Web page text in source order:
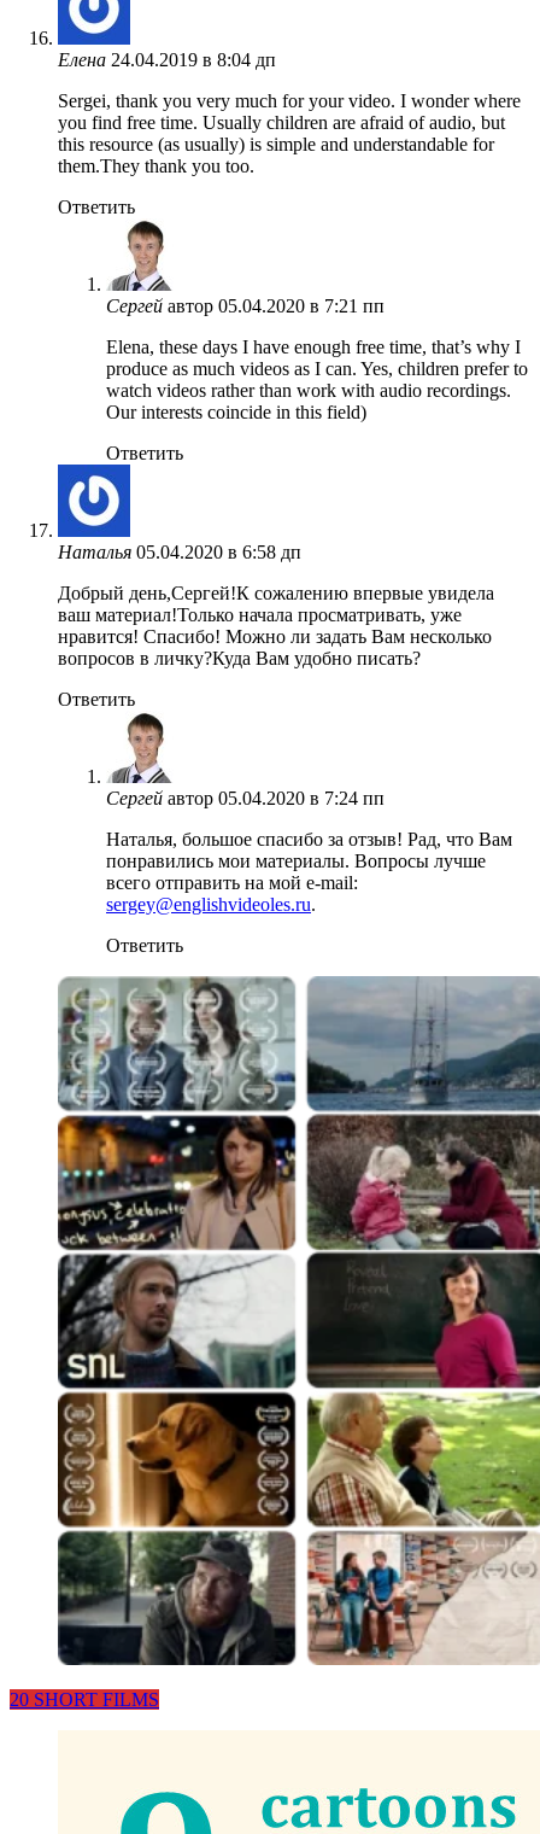
Елена 24.04.2019 в 8:04 дп
Sergei, thank you very much for your video. I wonder where
you find free time. Usually children are afraid of audio, but
this resource (as usually) is simple and understandable for
them.They thank you too.
Ответить
Сергей автор 05.04.2020 в 7:21 пп
Elena, these days I have enough free time, that’s why I
produce as much videos as I can. Yes, children prefer to
watch videos rather than work with audio recordings.
Our interests coincide in this field)
Ответить
Наталья 05.04.2020 в 6:58 дп
Добрый день,Сергей!К сожалению впервые увидела
ваш материал!Только начала просматривать, уже
нравится! Спасибо! Можно ли задать Вам несколько
вопросов в личку?Куда Вам удобно писать?
Ответить
Сергей автор 05.04.2020 в 7:24 пп
Наталья, большое спасибо за отзыв! Рад, что Вам
понравились мои материалы. Вопросы лучше
всего отправить на мой e-mail:
sergey@englishvideoles.ru.
Ответить
20 SHORT FILMS